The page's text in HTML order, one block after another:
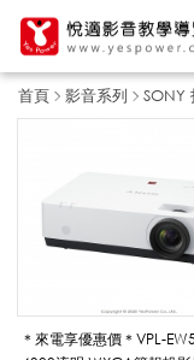
首頁 影音系列 SONY
O
N
＊來電享優惠價＊VPL-